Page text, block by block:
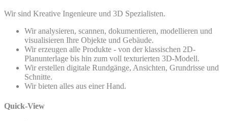
Wir sind Kreative Ingenieure und 3D Spezialisten.
Wir analysieren, scannen, dokumentieren, modellieren und
visualisieren Ihre Objekte und Gebäude.
Wir erzeugen alle Produkte - von der klassischen 2D-
Planunterlage bis hin zum voll texturierten 3D-Modell.
Wir erstellen digitale Rundgänge, Ansichten, Grundrisse und
Schnitte.
Wir bieten alles aus einer Hand.
Quick-View